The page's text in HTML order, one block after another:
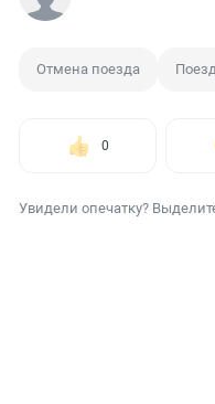
Отмена поезда
0
Увидели опечатку?